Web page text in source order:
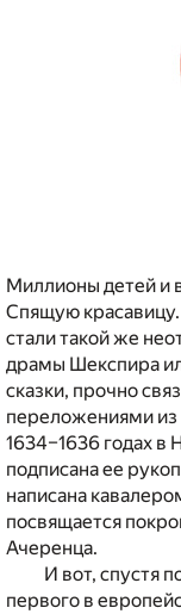
Миллионы детей и
Спящую красавицу.
стали такой же
драмы Шекспира
сказки, прочно
переложениями из
1634–1636 годах в
подписана ее
написана
посвящается
Ачеренца.
И вот, спустя
первого в